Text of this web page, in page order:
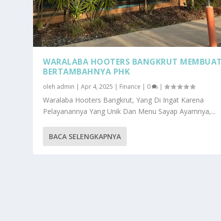
WARALABA HOOTERS BANGKRUT
BERTAMBAHNYA PHK
oleh admin |Apr 4, 2025 | Finance | 0 |
Waralaba Hooters Bangkrut, Yang Di Ingat Karena
Pelayanannya Yang Unik Dan Menu Sayap Ayamnya,...
BACA SELENGKAPNYA